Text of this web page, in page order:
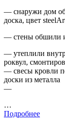
— снаружи дом
доска, цвет
— стены обшили
— утеплили
роквул,
— свесы кровли
доски из металла
—
…
Подробнее